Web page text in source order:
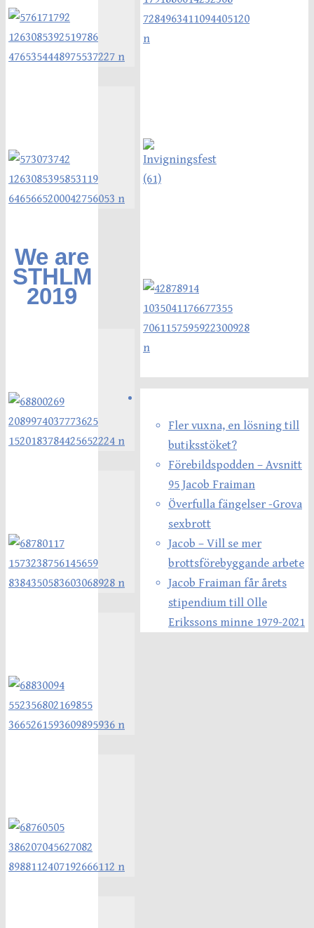
We are
STHLM
2019
Fler vuxna, en lösning till
butiksstöket?
Förebildspodden – Avsnitt
95 Jacob Fraiman
Överfulla fängelser -Grova
sexbrott
Jacob – Vill se mer
brottsförebyggande arbete
Jacob Fraiman får årets
stipendium till Olle
Erikssons minne 1979-2021